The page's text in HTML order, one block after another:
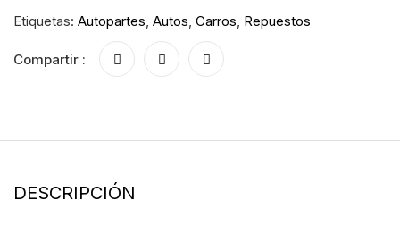
Etiquetas: Autopartes, Autos, Carros, Repuestos
Compartir :
DESCRIPCIÓN